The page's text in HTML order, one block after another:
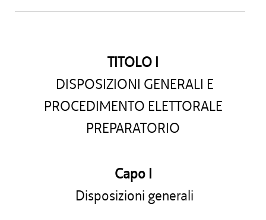
TITOLO I
DISPOSIZIONI GENERALI E
PROCEDIMENTO ELETTORALE
PREPARATORIO
Capo I
Disposizioni generali